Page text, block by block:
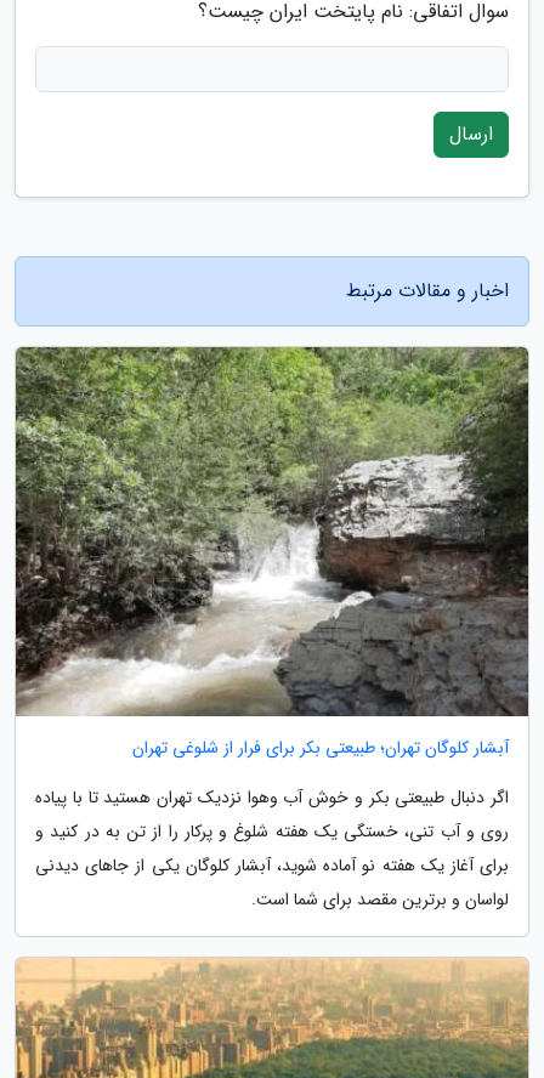
سوال اتفاقی: نام پایتخت ایران چیست؟
ارسال
اخبار و مقالات مرتبط
آبشار کلوگان تهران؛ طبیعتی بکر برای فرار از شلوغی تهران
اگر دنبال طبیعتی بکر و خوش آب وهوا نزدیک تهران هستید تا با پیاده
روی و آب تنی، خستگی یک هفته شلوغ و پرکار را از تن به در کنید و
برای آغاز یک هفته نو آماده شوید، آبشار کلوگان یکی از جاهای دیدنی
لواسان و برترین مقصد برای شما است.